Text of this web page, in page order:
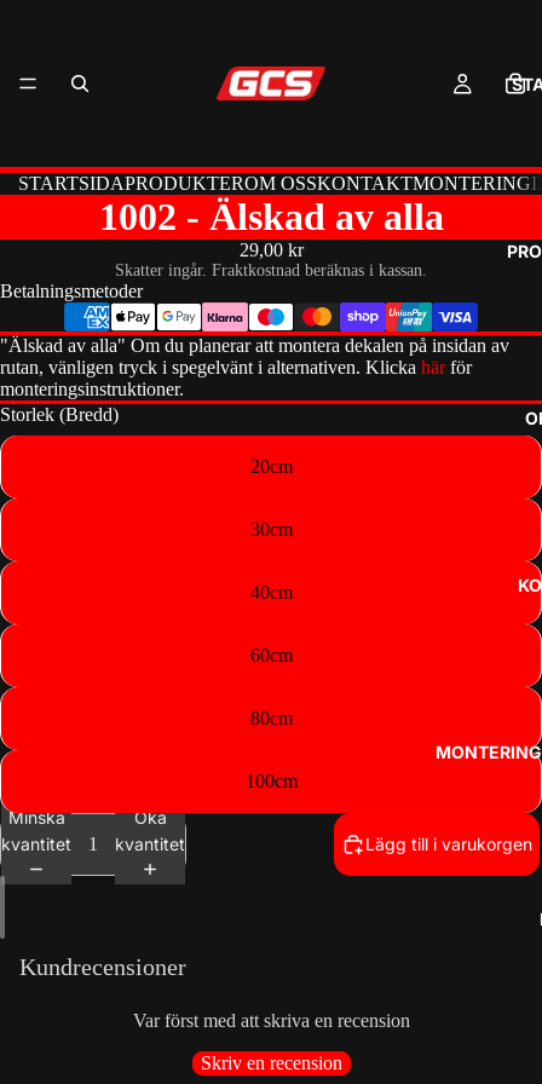
STARTSIDAPRODUKTEROM OSSKONTAKT
1002 - Älskad av alla
29,00 kr
Skatter ingår. Fraktkostnad beräknas i kassan.
Betalningsmetoder
"Älskad av alla" Om du planerar att montera dekalen på insidan av
rutan, vänligen tryck i spegelvänt i alternativen. Klicka härför
monteringsinstruktioner.
Storlek (Bredd)
20cm
30cm
40cm
60cm
80cm
100cm
Minska
kvantitet
Öka
kvantitet
Lägg till i varukorgen
Kundrecensioner
Var först med att skriva en recension
Skriv en recension
Kontaktinformation
Fraktpolicy